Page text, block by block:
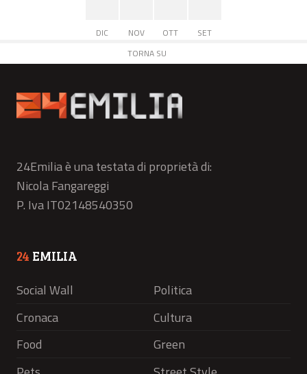
DIC NOV OTT
SET
TORNA SU
24Emilia è una testata di proprietà di:
Nicola Fangareggi
P. Iva IT02148540350
24 EMILIA
Social Wall
Politica
Cronaca
Cultura
Food
Green